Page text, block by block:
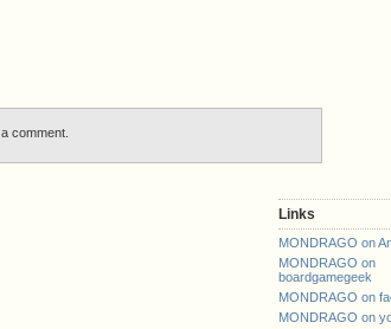
comment.
Links
MONDRAGO on
MONDRAGO on
boardgamegeek
MONDRAGO on
MONDRAGO on